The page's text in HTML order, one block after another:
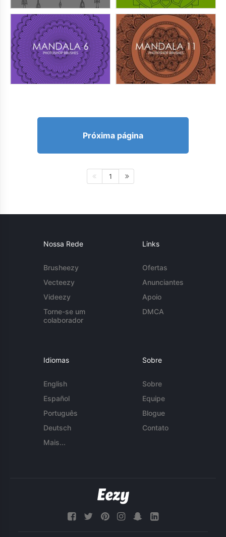
Próxima página
1
Nossa Rede
Brusheezy
Vecteezy
Videezy
Torne-se um
colaborador
Links
Ofertas
Anunciantes
Apoio
DMCA
Idiomas
English
Español
Português
Deutsch
Mais...
Sobre
Sobre
Equipe
Blogue
Contato